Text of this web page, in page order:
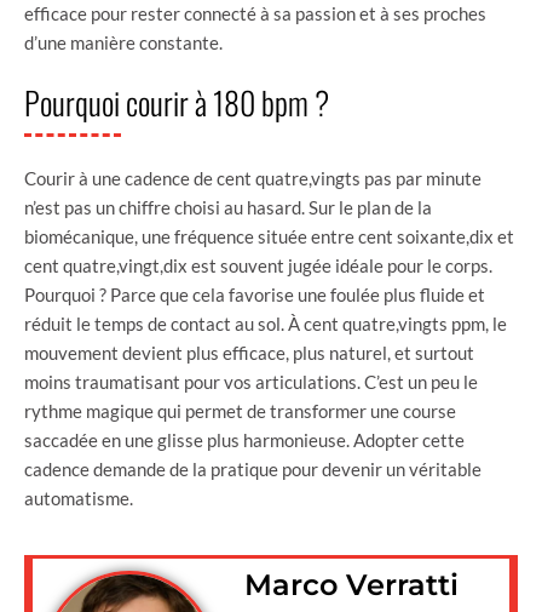
efficace pour rester connecté à sa passion et à ses proches
d’une manière constante.
Pourquoi courir à 180 bpm ?
Courir à une cadence de cent quatre,vingts pas par minute
n’est pas un chiffre choisi au hasard. Sur le plan de la
biomécanique, une fréquence située entre cent soixante,dix et
cent quatre,vingt,dix est souvent jugée idéale pour le corps.
Pourquoi ? Parce que cela favorise une foulée plus fluide et
réduit le temps de contact au sol. À cent quatre,vingts ppm, le
mouvement devient plus efficace, plus naturel, et surtout
moins traumatisant pour vos articulations. C’est un peu le
rythme magique qui permet de transformer une course
saccadée en une glisse plus harmonieuse. Adopter cette
cadence demande de la pratique pour devenir un véritable
automatisme.
Marco Verratti